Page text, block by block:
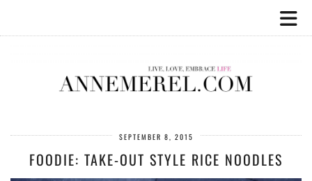
SEPTEMBER 8, 2015
FOODIE: TAKE-OUT STYLE RICE NOODLES